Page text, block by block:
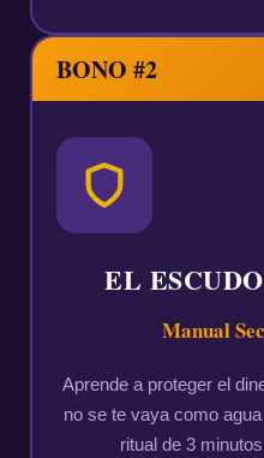
BONO #2
EL
Manual
Aprende a proteger el
no se te vaya como
ritual de 3